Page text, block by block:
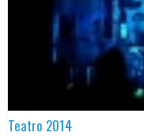
Teatro 2014